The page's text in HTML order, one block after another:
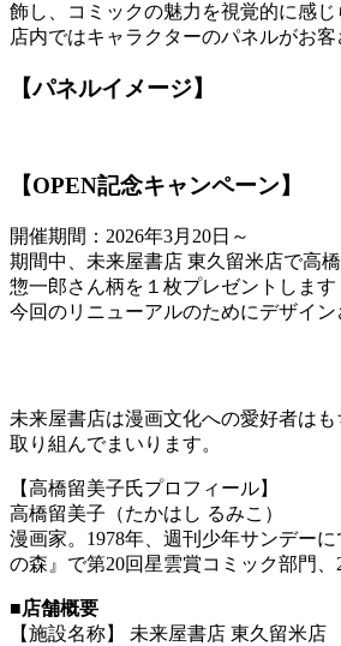
飾し、コミックの魅力を視覚的に感
店内ではキャラクターのパネルがお
【パネルイメージ】
【OPEN記念キャンペーン】
開催期間：2026年3月20日～
期間中、未来屋書店 東久留米店で高
惣一郎さん柄を１枚プレゼントしま
今回のリニューアルのためにデザイン
未来屋書店は漫画文化への愛好者は
取り組んでまいります。
【高橋留美子氏プロフィール】
高橋留美子（たかはし るみこ）
漫画家。1978年、週刊少年サンデー
の森』で第20回星雲賞コミック部門
■店舗概要
【施設名称】 未来屋書店 東久留米店